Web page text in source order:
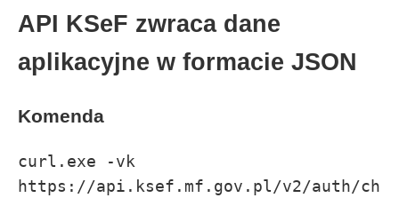
API KSeF zwraca dane
aplikacyjne w formacie JSON
Komenda
curl.exe -vk
https://api.ksef.mf.gov.pl/v2/auth/ch